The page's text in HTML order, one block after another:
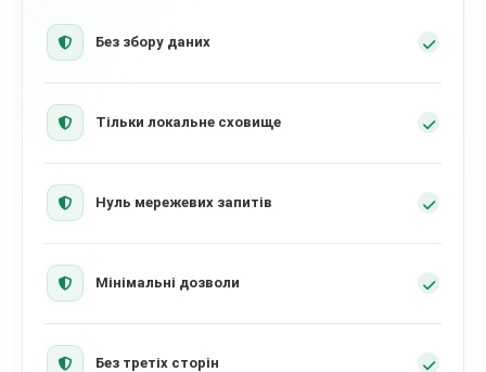
Без збору даних
Тільки локальне сховище
Нуль мережевих запитів
Мінімальні дозволи
Без третіх сторін